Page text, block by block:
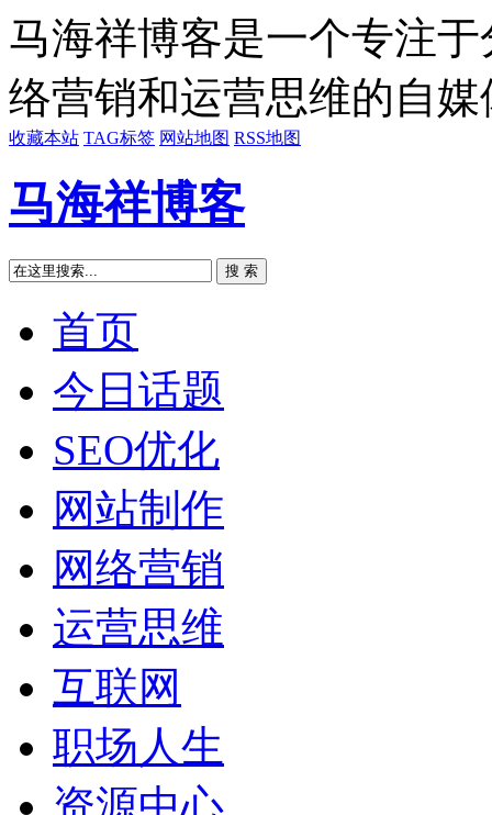
马海祥博客是一个专注
络营销和运营思维的自
收藏本站 TAG标签 网站地图 RSS地图
马海祥博客
搜 索
首页
今日话题
SEO优化
网站制作
网络营销
运营思维
互联网
职场人生
资源中心